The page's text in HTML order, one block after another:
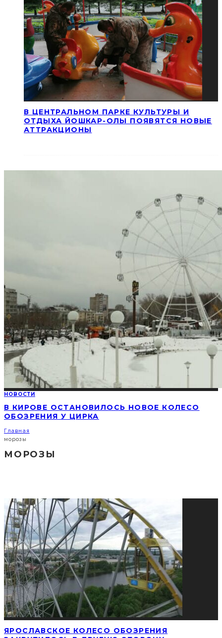
В ЦЕНТРАЛЬНОМ ПАРКЕ КУЛЬТУРЫ И
ОТДЫХА ЙОШКАР-ОЛЫ ПОЯВЯТСЯ НОВЫЕ
АТТРАКЦИОНЫ
НОВОСТИ
В КИРОВЕ ОСТАНОВИЛОСЬ НОВОЕ КОЛЕСО
ОБОЗРЕНИЯ У ЦИРКА
Главная
морозы
МОРОЗЫ
ЯРОСЛАВСКОЕ КОЛЕСО ОБОЗРЕНИЯ